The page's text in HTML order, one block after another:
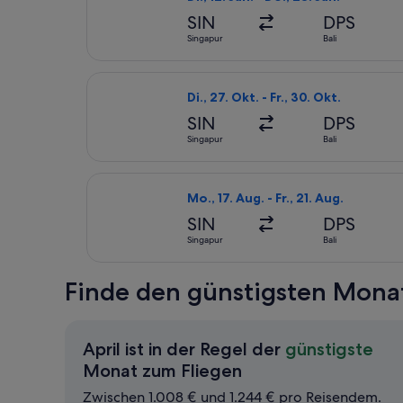
SIN
Singapur
DPS
Bali
Di., 27. Okt. - Fr., 30. Okt.
SIN
Singapur
DPS
Bali
Mo., 17. Aug. - Fr., 21. Aug.
SIN
Singapur
DPS
Bali
Finde den günstigsten
April ist in der Regel der günstigste
Monat zum Fliegen
ist
Zwischen 1.008 € und 1.244 € pro Reisendem.